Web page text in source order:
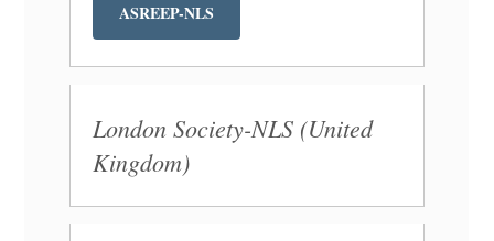
ASREEP-NLS
London Society-NLS (United
Kingdom)